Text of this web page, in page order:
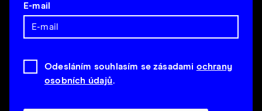
E-mail
Odesláním souhlasím se zásadami ochrany
osobních údajů.